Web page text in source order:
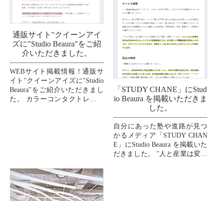
通販サイト"クイーンアイ
ズに"Studio Beaura"をご紹
介いただきました。
WEBサイト掲載情報！通販サ
イト"クイーンアイズに"Studio
Beaura"をご紹介いただきまし
た。 カラーコンタクトレンズ
「STUDY CHANE」にStud
io Beaura を掲載いただきま
した。
自分にあった塾や進路が見つ
かるメディア「STUDY CHAN
E」にStudio Beaura を掲載いた
だきました。 "人と産業は変わ